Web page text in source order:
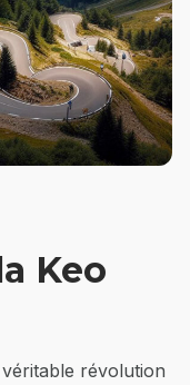
Keo
révolution